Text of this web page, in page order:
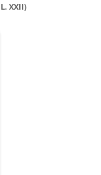
XXII)